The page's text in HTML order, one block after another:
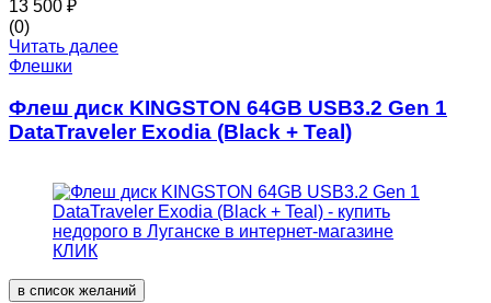
13 500 ₽
(0)
Читать далее
Флешки
Флеш диск KINGSTON 64GB USB3.2 Gen 1
DataTraveler Exodia (Black + Teal)
в список желаний